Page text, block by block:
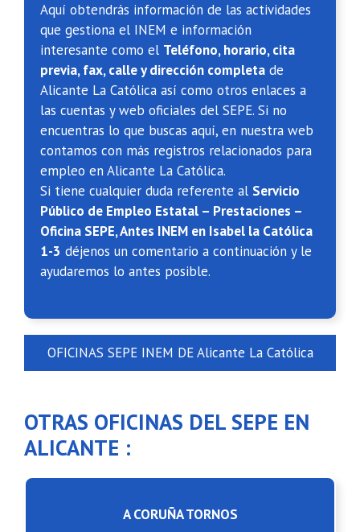
Aquí obtendrás información de las actividades
que gestiona el INEM e información
interesante como el Teléfono, horario, cita
previa, fax, calle y dirección completa de
Alicante La Católica así como otros enlaces a
las cuentas y web oficiales del SEPE. Si no
encuentras lo que buscas aquí, en nuestra web
contamos con más registros relacionados para
empleo en Alicante La Católica.
Si tiene cualquier duda referente al Servicio
Público de Empleo Estatal – Prestaciones –
Oficina SEPE, Antes INEM en Isabel la Católica
1-3 déjenos un comentario a continuación y le
ayudaremos lo antes posible.
OFICINAS SEPE INEM DE Alicante La Católica
OTRAS OFICINAS DEL SEPE EN
ALICANTE :
A CORUÑA TORNOS